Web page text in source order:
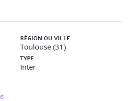
RÉGION OU VILLE
Toulouse (31)
TYPE
Inter